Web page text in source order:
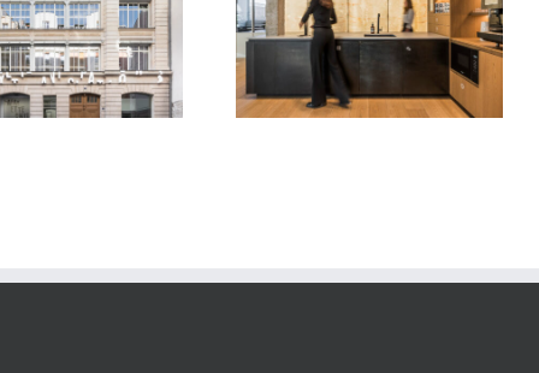
Bureaux Parisiens Museum d’Histoire Naturelle